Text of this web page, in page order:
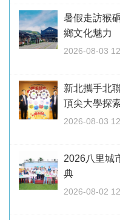
暑假走訪猴
鄉文化魅力
2026-08-03
新北攜手北
頂尖大學探
2026-08-03
2026八里城
典
2026-08-02